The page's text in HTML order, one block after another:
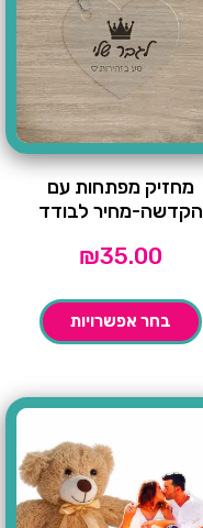
מחזיק מפתחות עם
הקדשה-מחיר לבודד
₪35.00
בחר אפשרויות